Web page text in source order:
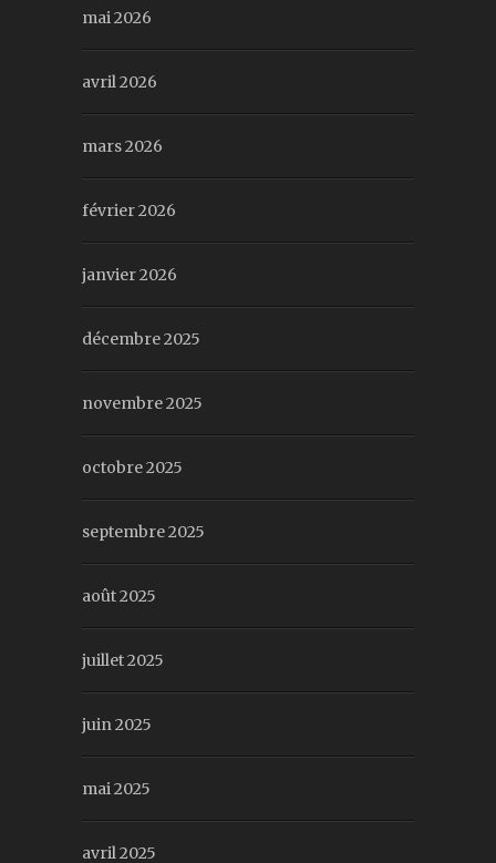
mai 2026
avril 2026
mars 2026
février 2026
janvier 2026
décembre 2025
novembre 2025
octobre 2025
septembre 2025
août 2025
juillet 2025
juin 2025
mai 2025
avril 2025